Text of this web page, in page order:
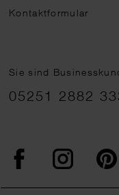
Kontaktformular
Sie sind
05251 2882
FacebookInstagram